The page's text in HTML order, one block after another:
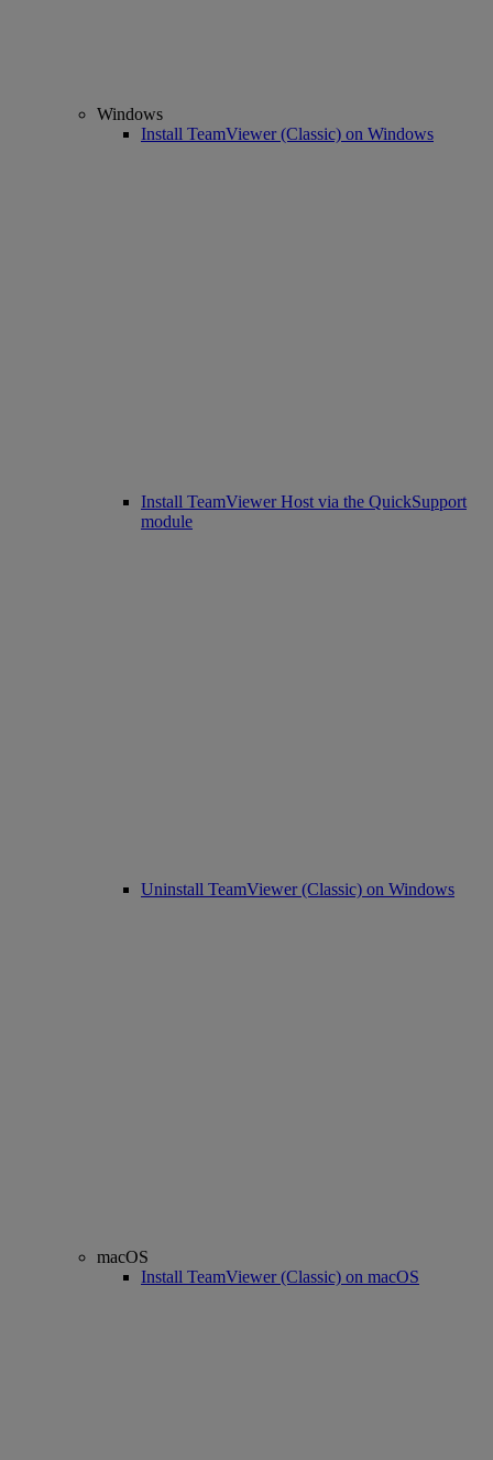
Windows
Install TeamViewer (Classic) on Windows
Install TeamViewer Host via the QuickSupport
module
Uninstall TeamViewer (Classic) on Windows
macOS
Install TeamViewer (Classic) on macOS